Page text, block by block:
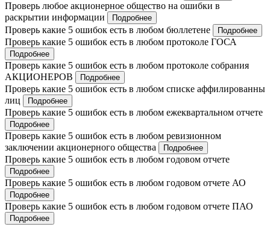
Проверь любое акционерное общество на ошибки в
раскрытии информации
Подробнее
Проверь какие 5 ошибок есть в любом бюллетене Подробнее
Проверь какие 5 ошибок есть в любом протоколе ГОСА
Подробнее
Проверь какие 5 ошибок есть в любом протоколе собрания
АКЦИОНЕРОВ
Подробнее
Проверь какие 5 ошибок есть в любом списке аффилированны
лиц
Подробнее
Проверь какие 5 ошибок есть в любом ежеквартальном отчете
Подробнее
Проверь какие 5 ошибок есть в любом ревизионном
заключении акционерного общества
Подробнее
Проверь какие 5 ошибок есть в любом годовом отчете
Подробнее
Проверь какие 5 ошибок есть в любом годовом отчете АО
Подробнее
Проверь какие 5 ошибок есть в любом годовом отчете ПАО
Подробнее